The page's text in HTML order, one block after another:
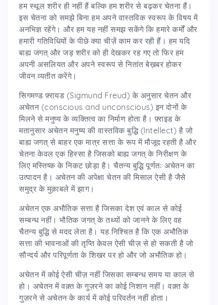
हम स्थूल शरीर ही नहीं हैं बल्कि हम शरीर से बढ़कर चेतना हैं।
इस चेतना को समझे बिना हम अपने वास्तविक स्वरूप के विषय में
अनभिज्ञ रहेंगे। और हम यह नहीं समझ सकेंगे कि हमारे कर्मों और
हमारी गतिविधियों के पीछे क्या चीज़ें काम कर रही हैं। हम यदि
बाह्य जगत् और जड़ शरीर को ही देखकर रह गए तो फिर हम
अपनी असलियत और अपने स्वरूप से नितांत बेख़बर होकर
जीवन व्यतीत करेंगे।
सिगमण्ड फ़्रायड (Sigmund Freud) के अनुसार चेतन और
अचेतन (conscious and unconscious) इन दोनों के
मिलने से मनुष्य के व्यक्तित्व का निर्माण होता है। फ़्राइड के
मतानुसार अचेतन मनुष्य की वास्तविक बुद्धि (Intellect) है जो
बाह्य जगत् से बाहर एक मात्र सत्ता के रूप में मौजूद रहती है और
चेतना केवल एक हिस्सा है जिसको बाह्य जगत् के निरीक्षण के
लिए मस्तिष्क के निकट छोड़ा है। चैतन्य बुद्धि पूर्णतः अचेतन का
उत्पादन है। अचेतन की अपेक्षा चेतन की मिसाल ऐसी है जैसे
समुद्र के मुक़ाबले में झाग।
अचेतन एक अभौतिक सत्ता है जिसका देश एवं काल से कोई
सम्बन्ध नहीं। भौतिक जगत् के तथ्यों को जानने के लिए वह
चैतन्य बुद्धि से मदद लेता है। यह निश्चित है कि एक अभौतिक
सत्ता की भावनाओं की तृप्ति केवल ऐसी चीज़ से हो सकती है जो
सौन्दर्य और परिपूर्णता के शिखर पर हो और जो अभौतिक हो।
अचेतन में कोई ऐसी चीज़ नहीं जिसका सम्बन्ध समय या काल से
हो। अचेतन में वक़्त के गुज़रने का कोई निशान नहीं। वक़्त के
गुज़रने से अचेतन के कार्य में कोई परिवर्तन नहीं होता।